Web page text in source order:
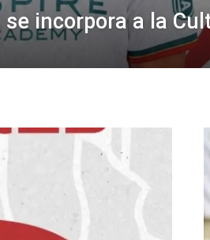
incorpora a la